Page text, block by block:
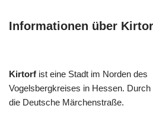
Informationen über
Kirtorf ist eine Stadt im Norden des
Vogelsbergkreises in Hessen. Durch
die Deutsche Märchenstraße.